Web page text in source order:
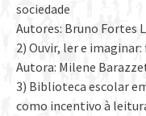
sociedade
Autores: Bruno Fortes
2) Ouvir, ler e
Autora: Milene
3) Biblioteca escolar
como incentivo à